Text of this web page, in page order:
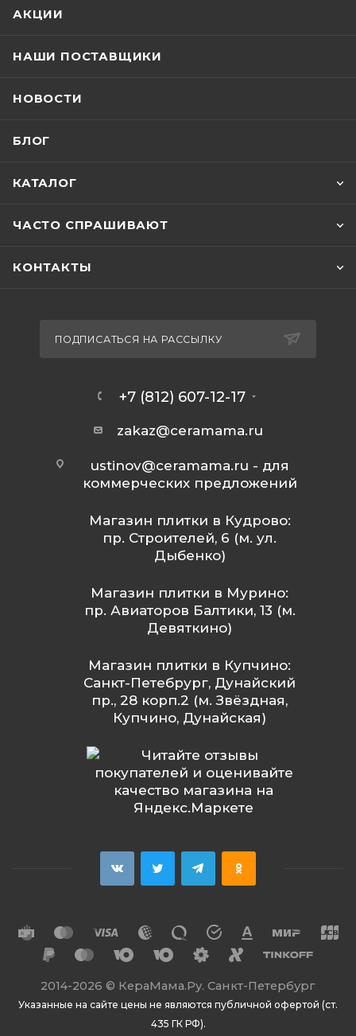
АКЦИИ
НАШИ ПОСТАВЩИКИ
НОВОСТИ
БЛОГ
КАТАЛОГ
ЧАСТО СПРАШИВАЮТ
КОНТАКТЫ
ПОДПИСАТЬСЯ НА РАССЫЛКУ
+7 (812) 607-12-17
zakaz@ceramama.ru
ustinov@ceramama.ru - для
коммерческих предложений
Магазин плитки в Кудрово:
пр. Строителей, 6 (м. ул.
Дыбенко)
Магазин плитки в Мурино:
пр. Авиаторов Балтики, 13 (м.
Девяткино)
Магазин плитки в Купчино:
Санкт-Петебрург, Дунайский
пр., 28 корп.2 (м. Звёздная,
Купчино, Дунайская)
2014-2026 © КераМама.Ру. Санкт-Петербург
Указанные на сайте цены не являются публичной офертой (ст.
435 ГК РФ).